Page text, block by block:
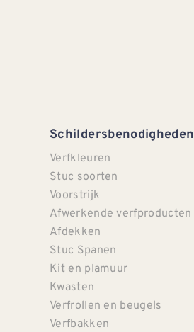
Schildersbenodigheden
Verfkleuren
Stuc soorten
Voorstrijk
Afwerkende verfproducten
Afdekken
Stuc Spanen
Kit en plamuur
Kwasten
Verfrollen en beugels
Verfbakken